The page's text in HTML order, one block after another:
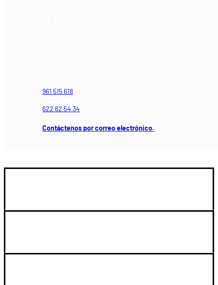
961 515 618
622 62 54 34
Contáctenos por correo electrónico.